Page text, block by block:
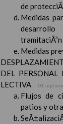
de
Medidas
Medidas
DEL PERSONAL
LECTIVA
01
Flujos de
patios y